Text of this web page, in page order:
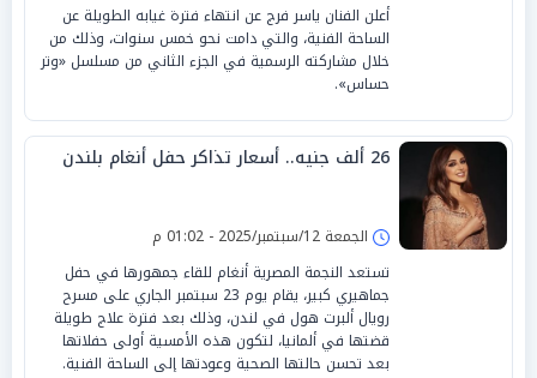
أعلن الفنان ياسر فرج عن انتهاء فترة غيابه الطويلة عن
الساحة الفنية، والتي دامت نحو خمس سنوات، وذلك من
خلال مشاركته الرسمية في الجزء الثاني من مسلسل «وتر
حساس».
26 ألف جنيه.. أسعار تذاكر حفل أنغام بلندن
الجمعة 12/سبتمبر/2025 - 01:02 م
تستعد النجمة المصرية أنغام للقاء جمهورها في حفل
جماهيري كبير، يقام يوم 23 سبتمبر الجاري على مسرح
رويال ألبرت هول في لندن، وذلك بعد فترة علاج طويلة
قضتها في ألمانيا، لتكون هذه الأمسية أولى حفلاتها
بعد تحسن حالتها الصحية وعودتها إلى الساحة الفنية.